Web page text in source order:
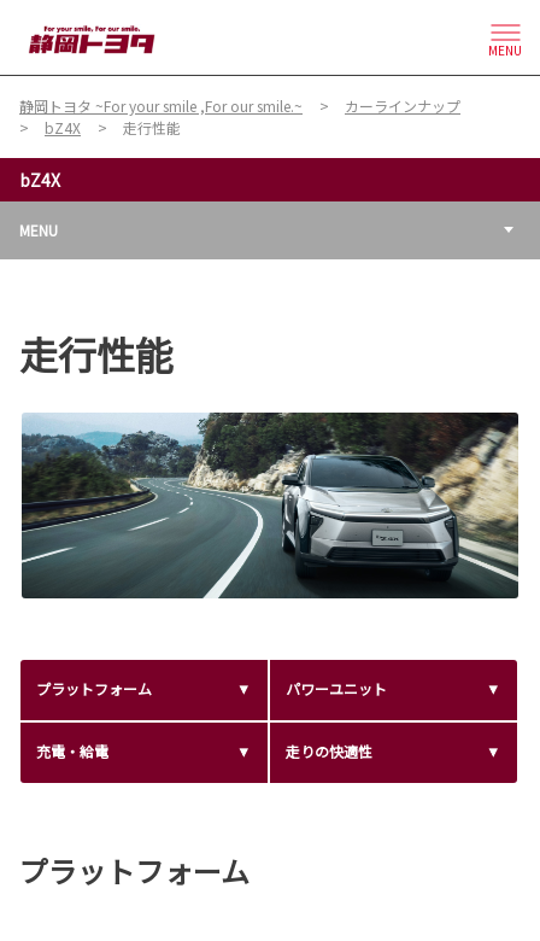
MENU
静岡トヨタ ~For your smile ,For our smile.~
カーラインナップ
bZ4X
走行性能
bZ4X
MENU
走行性能
プラットフォーム パワーユニット
充電・給電 走りの快適性
プラットフォーム